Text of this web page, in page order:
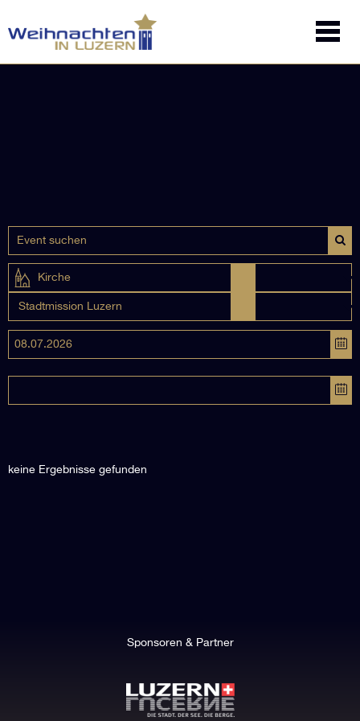
Kirche
Stadtmission Luzern
keine Ergebnisse gefunden
Sponsoren & Partner